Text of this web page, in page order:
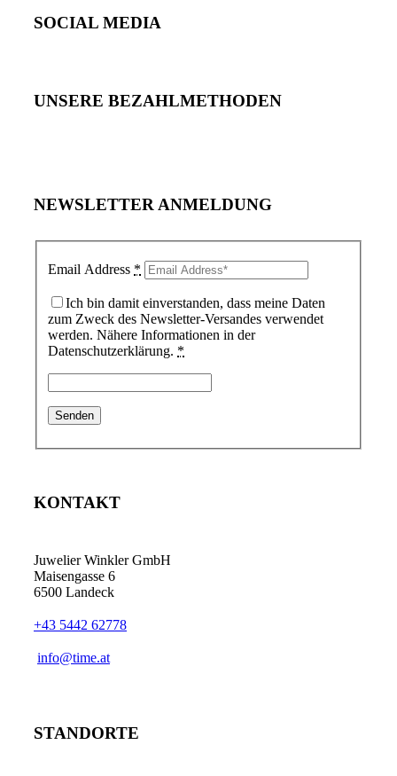
SOCIAL MEDIA
UNSERE BEZAHLMETHODEN
NEWSLETTER ANMELDUNG
Email Address *
Ich bin damit einverstanden, dass meine Daten
zum Zweck des Newsletter-Versandes verwendet
werden. Nähere Informationen in der
Datenschutzerklärung. *
KONTAKT
Juwelier Winkler GmbH
Maisengasse 6
6500 Landeck
+43 5442 62778
info@time.at
STANDORTE